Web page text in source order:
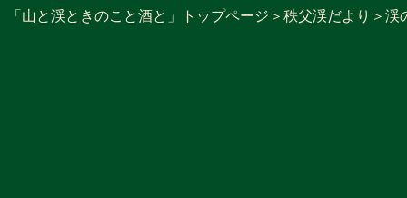
「山と渓ときのこと酒と」トップページ ＞ 秩父渓だより ＞ 渓